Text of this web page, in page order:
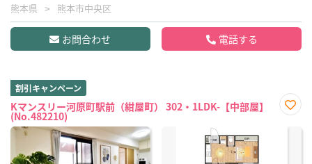
熊本県 熊本市中央区
お問合わせ 電話する
割引キャンペーン
Kマンスリー河原町駅前（紺屋町） 302・1LDK-【中部屋】
(No.482210)
に入